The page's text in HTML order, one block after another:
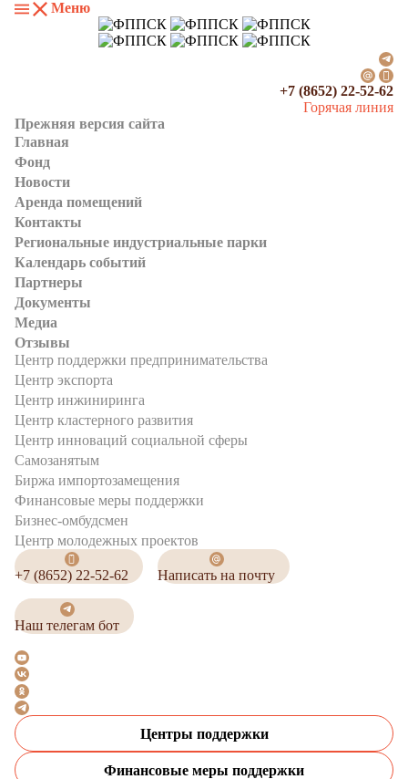
Меню
+7 (8652) 22-52-62
Горячая линия
Прежняя версия сайта
Главная
Фонд
Новости
Аренда помещений
Контакты
Региональные индустриальные парки
Календарь событий
Партнеры
Документы
Медиа
Отзывы
Центр поддержки предпринимательства
Центр экспорта
Центр инжиниринга
Центр кластерного развития
Центр инноваций социальной сферы
Cамозанятым
Биржа импортозамещения
Финансовые меры поддержки
Бизнес-омбудсмен
Центр молодежных проектов
+7 (8652) 22-52-62 Написать на почту
Наш телегам бот
Центры поддержки
Финансовые меры поддержки